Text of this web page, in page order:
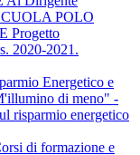
POLO
Progetto
2020-2021.
Energetico e
di meno" -
risparmio energetico
di formazione e